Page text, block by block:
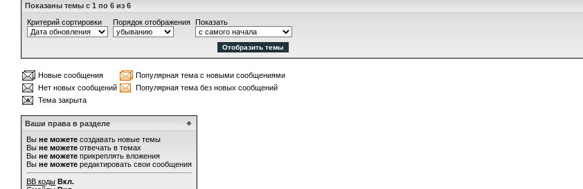
Показаны темы с 1 по 6 из 6
Критерий сортировки
Порядок отображения Показать
Новые сообщения
Популярная тема с новыми сообщениями
Нет новых сообщений
Популярная тема без новых сообщений
Тема закрыта
Ваши права в разделе
Вы не можете создавать новые темы
Вы не можете отвечать в темах
Вы не можете прикреплять вложения
Вы не можете редактировать свои сообщения
BB коды Вкл.